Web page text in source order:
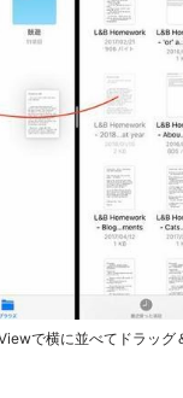
で横に並べてドラッグ